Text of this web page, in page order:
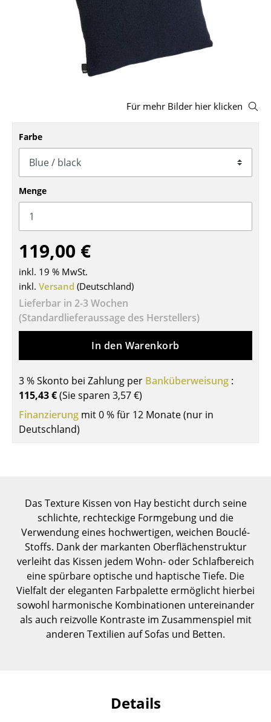
Bänke & Liegen
Schaukelstühle
Bürodrehstühle
Konferenzstühle
Bürosessel
Einzelteile
... alle Sitzmöbel
Tische
Esstische
Couchtische
Schreibtische
Sekretäre & PC-Tische
Konferenztische
Gartentische
Servierwagen
Einzelteile
... alle Tische
Aufbewahren
Regale & Schränke
Sideboards & Kommoden
Für mehr Bilder hier klicken
Farbe
Menge
119,00 €
inkl. 19 % MwSt.
inkl. Versand (Deutschland)
Lieferbar in 2-3 Wochen
(Standardlieferaussage des Herstellers)
In den Warenkorb
3 % Skonto bei Zahlung per Banküberweisung :
115,43 €(Sie sparen 3,57 €)
Finanzierung mit 0 % für 12 Monate (nur in
Deutschland)
Das Texture Kissen von Hay besticht durch seine
schlichte, rechteckige Formgebung und die
Verwendung eines hochwertigen, weichen Bouclé-
Stoffs. Dank der markanten Oberflächenstruktur
verleiht das Kissen jedem Wohn- oder Schlafbereich
eine spürbare optische und haptische Tiefe. Die
Vielfalt der eleganten Farbpalette ermöglicht hierbei
sowohl harmonische Kombinationen untereinander
als auch reizvolle Kontraste im Zusammenspiel mit
anderen Textilien auf Sofas und Betten.
Details